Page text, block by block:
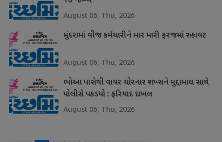
August 06, Thu, 2026
મુંદરામાં વીજ કર્મચારીને માર મારી ફરજમાં રુકાવટ
August 06, Thu, 2026
ભોઆ પાસેથી વાયર ચોરનાર શખ્સને મુદ્દામાલ સાથે
પોલીસે પકડયો : ફરિયાદ દાખલ
August 06, Thu, 2026